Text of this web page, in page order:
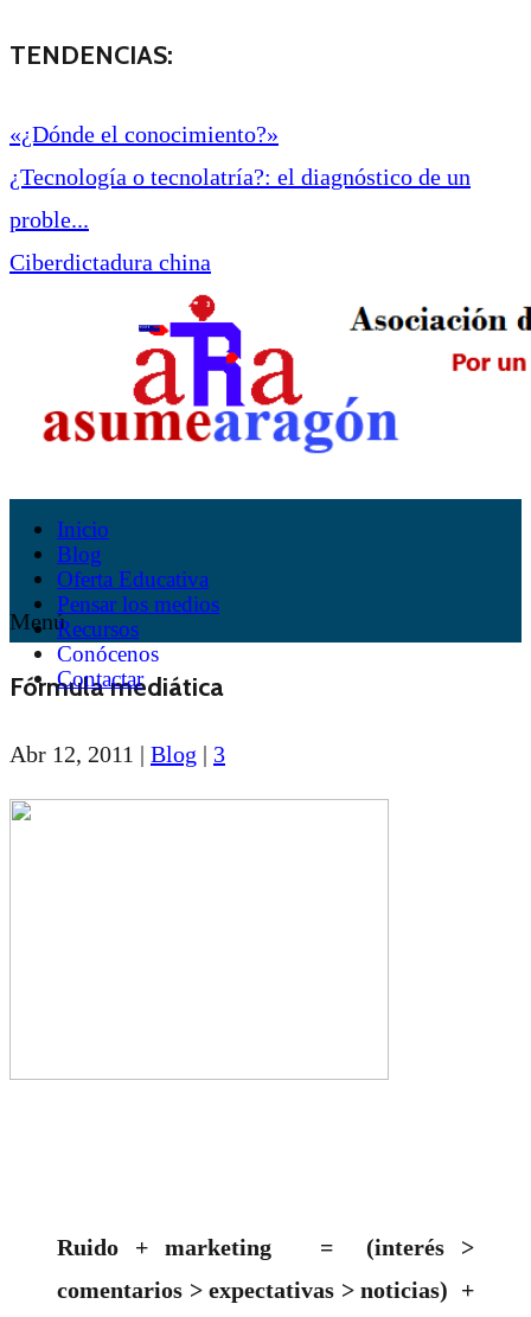
TENDENCIAS:
«¿Dónde el conocimiento?»
¿Tecnología o tecnolatría?: el diagnóstico de un
proble...
Ciberdictadura china
Inicio
Blog
Oferta Educativa
Pensar los medios
Recursos
Conócenos
Contactar
Menú
Fórmula mediática
Abr 12, 2011 | Blog | 3
Ruido +marketing =
(interés >
comentarios >expectativas > noticias) +